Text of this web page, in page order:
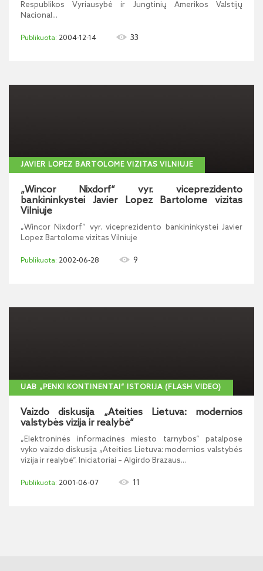
Respublikos Vyriausybė ir Jungtinių Amerikos Valstijų
Nacional...
2004-12-14 33
JAVIER LOPEZ BARTOLOME VIZITAS VILNIUJE
„Wincor Nixdorf“ vyr. viceprezidento
bankininkystei Javier Lopez Bartolome vizitas
Vilniuje
„Wincor Nixdorf“ vyr. viceprezidento bankininkystei Javier
Lopez Bartolome vizitas Vilniuje
2002-06-28 9
UAB „PENKI KONTINENTAI“ ISTORIJA (FLASH VIDEO)
Vaizdo diskusija „Ateities Lietuva: modernios
valstybės vizija ir realybė“
„Elektroninės informacinės miesto tarnybos“ patalpose
vyko vaizdo diskusija „Ateities Lietuva: modernios valstybės
vizija ir realybė“. Iniciatoriai – Algirdo Brazaus...
2001-06-07 11